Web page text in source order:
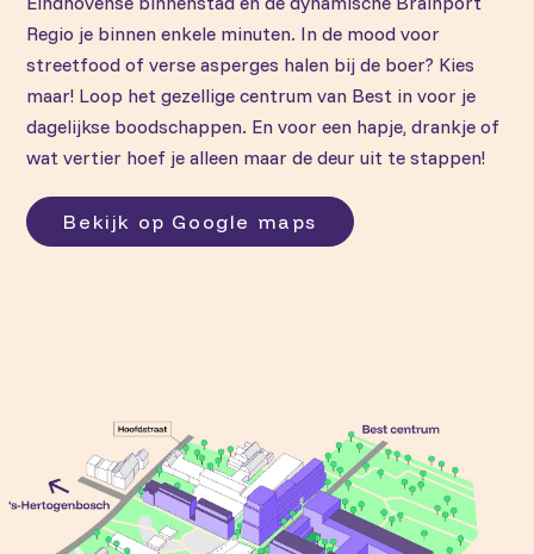
Regio je binnen enkele minuten. In de mood voor
streetfood of verse asperges halen bij de boer? Kies
maar! Loop het gezellige centrum van Best in voor je
dagelijkse boodschappen. En voor een hapje, drankje of
wat vertier hoef je alleen maar de deur uit te stappen!
Bekijk op Google maps